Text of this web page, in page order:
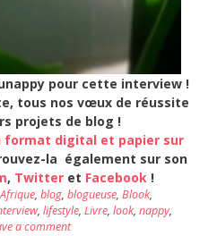
pour cette interview !
tous nos vœux de réussite
projets de blog !
format digital et papier sur
la également sur son
, Twitter et Facebook !
Afrique, blog, blogueuse, Blook,
, lifestyle, Livre, look, nappy,
a comment